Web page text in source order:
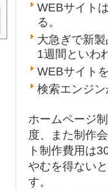
WEBサイト
る。
大急ぎで新
1週間といわ
WEBサイト
検索エンジ
ホームページ
度、また制作
ト制作費用は
やむを得ない
す。